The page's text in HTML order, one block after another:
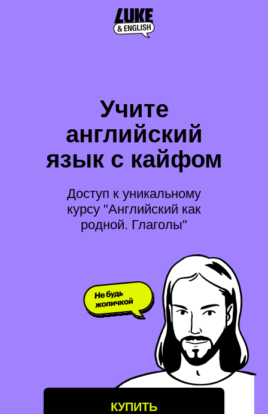
Учите
английский
язык с кайфом
КУПИТЬ
Доступ к уникальному
курсу "Английский как
родной. Глаголы"